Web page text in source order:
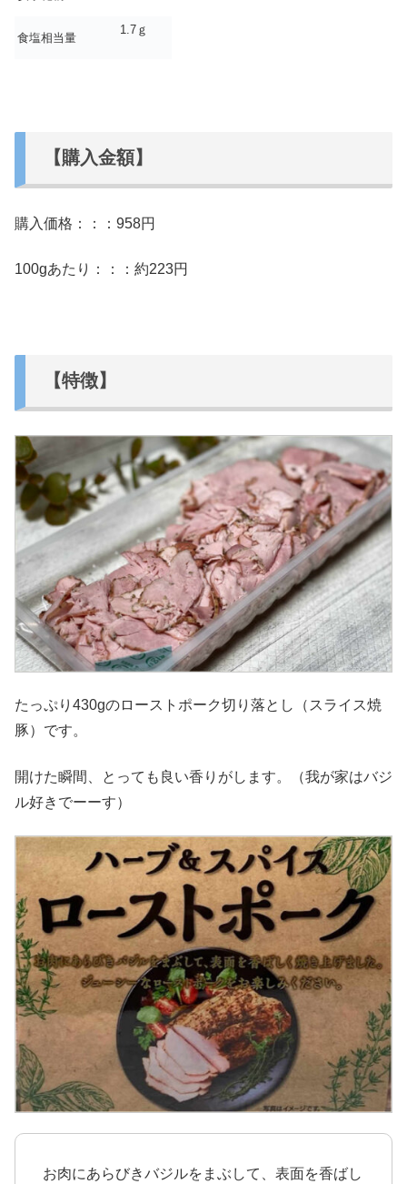
食塩相当量
1.7ｇ
【購入金額】
購入価格：：：958円
100gあたり：：：約223円
【特徴】
たっぷり430gのローストポーク切り落とし（スライス焼
豚）です。
開けた瞬間、とっても良い香りがします。（我が家はバジ
ル好きでーーす）
お肉にあらびきバジルをまぶして、表面を香ばし